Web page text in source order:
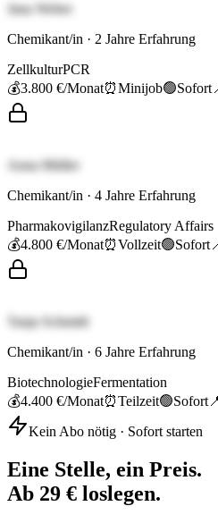
Jana Weber
Chemikant/in · 2 Jahre Erfahrung
ZellkulturPCR
💰3.800 €/Monat⏰Minijob🟢Sofort
Anna Müller
Chemikant/in · 4 Jahre Erfahrung
PharmakovigilanzRegulatory Affairs
💰4.800 €/Monat⏰Vollzeit🟢Sofort
Tanja Schmidt
Chemikant/in · 6 Jahre Erfahrung
BiotechnologieFermentation
💰4.400 €/Monat⏰Teilzeit🟢Sofort
Kein Abo nötig · Sofort starten
Eine Stelle, ein Preis.
Ab 29 € loslegen.